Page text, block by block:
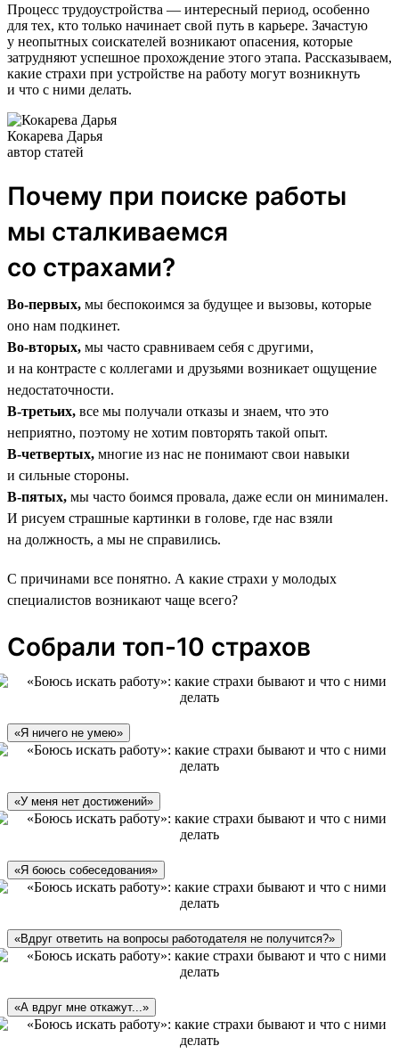
Процесс трудоустройства — интересный период, особенно
для тех, кто только начинает свой путь в карьере. Зачастую
у неопытных соискателей возникают опасения, которые
затрудняют успешное прохождение этого этапа. Рассказываем,
какие страхи при устройстве на работу могут возникнуть
и что с ними делать.
Кокарева Дарья
автор статей
Почему при поиске работы
мы сталкиваемся
со страхами?
Во-первых, мы беспокоимся за будущее и вызовы, которые
оно нам подкинет.
Во-вторых, мы часто сравниваем себя с другими,
и на контрасте с коллегами и друзьями возникает ощущение
недостаточности.
В-третьих, все мы получали отказы и знаем, что это
неприятно, поэтому не хотим повторять такой опыт.
В-четвертых, многие из нас не понимают свои навыки
и сильные стороны.
В-пятых, мы часто боимся провала, даже если он минимален.
И рисуем страшные картинки в голове, где нас взяли
на должность, а мы не справились.
С причинами все понятно. А какие страхи у молодых
специалистов возникают чаще всего?
Собрали топ-10 страхов
«Я ничего не умею»
«У меня нет достижений»
«Я боюсь собеседования»
«Вдруг ответить на вопросы работодателя не получится?»
«А вдруг мне откажут...»